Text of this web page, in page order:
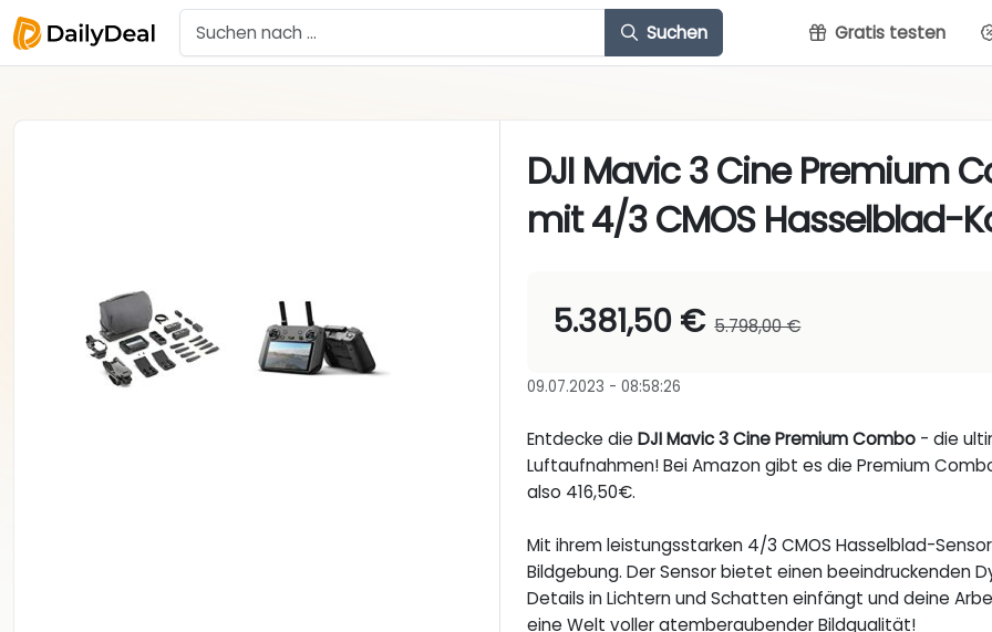
Suchen Gratis testen
DJI Mavic 3 Cine Premium
mit 4/3 CMOS Hasselblad-
5.381,50 € 5.798,00 €
09.07.2023 - 08:58:26
Entdecke dieDJI Mavic 3 Cine Premium Combo - die
Luftaufnahmen! Bei Amazon gibt es die Premium
also 416,50€.
Mit ihrem leistungsstarken 4/3 CMOS Hasselblad-
Bildgebung. Der Sensor bietet einen beeindruckenden
Details in Lichtern und Schatten einfängt und deine
eine Welt voller atemberaubender Bildqualität!